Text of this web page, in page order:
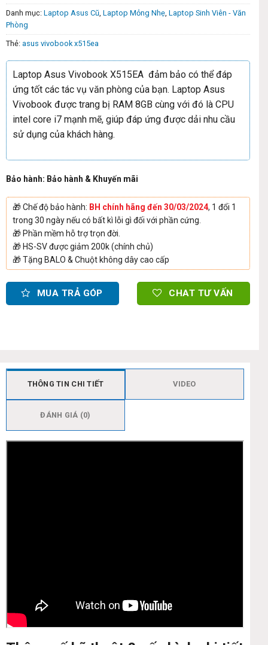
Danh mục: Laptop Asus Cũ Laptop Mỏng Nhẹ Laptop Sinh Viên - Văn
Phòng
Thẻ: asus vivobook x515ea
Laptop Asus Vivobook X515EA đảm bảo có thể đáp
ứng tốt các tác vụ văn phòng của bạn. Laptop Asus
Vivobook được trang bị RAM 8GB cùng với đó là CPU
intel core i7 mạnh mẽ, giúp đáp ứng được dải nhu cầu
sử dụng của khách hàng.
Bảo hành: Bảo hành & Khuyến mãi
🎁Chế độ bảo hành: BH chính hãng đến 30/03/2024, 1 đổi 1
trong 30 ngày nếu có bất kì lỗi gì đối với phần cứng.
🎁 Phần mềm hỗ trợ trọn đời.
🎁 HS-SV được giảm 200k (chính chủ)
🎁Tặng BALO & Chuột không dây cao cấp
MUA TRẢ GÓP CHAT TƯ VẤN
THÔNG TIN CHI TIẾT VIDEO
ĐÁNH GIÁ (0)